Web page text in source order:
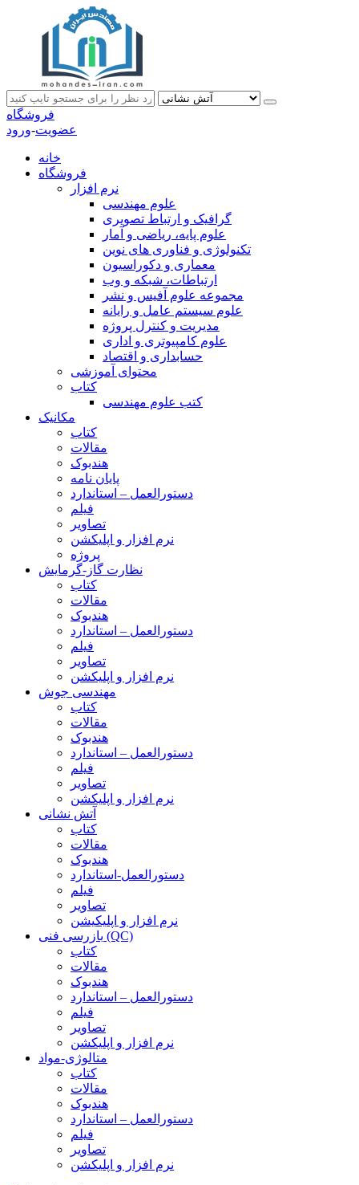
فروشگاه
عضویت-ورود
خانه
فروشگاه
نرم افزار
علوم مهندسی
گرافیک و ارتباط تصویری
علوم پایه، ریاضی و آمار
تکنولوژی و فناوری های نوین
معماری و دکوراسیون
ارتباطات، شبکه و وب
مجموعه علوم آفیس و نشر
علوم سیستم عامل و رایانه
مدیریت و کنترل پروژه
علوم کامپیوتری و اداری
حسابداری و اقتصاد
محتوای آموزشی
کتاب
کتب علوم مهندسی
مکانیک
کتاب
مقالات
هندبوک
پایان نامه
دستورالعمل – استاندارد
فیلم
تصاویر
نرم افزار و اپلیکشن
پروژه
نظارت گاز-گرمایش
کتاب
مقالات
هندبوک
دستورالعمل – استاندارد
فیلم
تصاویر
نرم افزار و اپلیکشن
مهندسی جوش
کتاب
مقالات
هندبوک
دستورالعمل – استاندارد
فیلم
تصاویر
نرم افزار و اپلیکشن
آتش نشانی
کتاب
مقالات
هندبوک
دستورالعمل-استاندارد
فیلم
تصاویر
نرم افزار و اپلیکیشن
بازرسی فنی (QC)
کتاب
مقالات
هندبوک
دستورالعمل – استاندارد
فیلم
تصاویر
نرم افزار و اپلیکشن
متالوژی-مواد
کتاب
مقالات
هندبوک
دستورالعمل – استاندارد
فیلم
تصاویر
نرم افزار و اپلیکشن